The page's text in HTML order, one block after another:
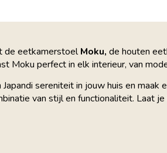
de eetkamerstoelMoku, de houten
Moku perfect in elk interieur, van
Japandi sereniteit in jouw huis en
van stijl en functionaliteit. Laat